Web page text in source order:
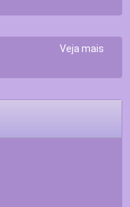
Veja mais